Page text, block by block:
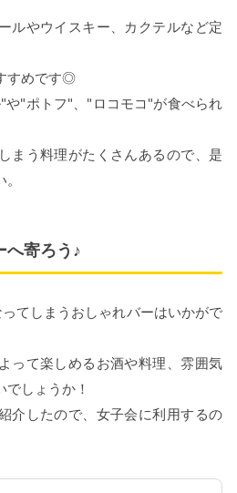
ルやウイスキー、カクテルなど定
すめです◎
や"ポトフ"、"ロコモコ"が食べられ
まう料理がたくさんあるので、是
へ寄ろう♪
てしまうおしゃれバーはいかがで
って楽しめるお酒や料理、雰囲気
しょうか！
介したので、女子会に利用するの